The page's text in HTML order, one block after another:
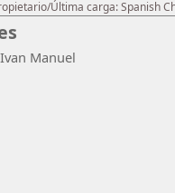
Última carga: Spanish
Manuel